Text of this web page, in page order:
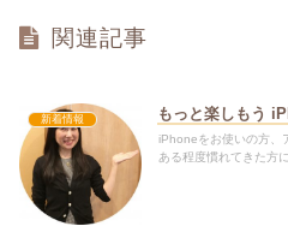
関連記事
新着情報 もっと楽しもう
iPhoneをお使いの方、
ある程度慣れてきた方